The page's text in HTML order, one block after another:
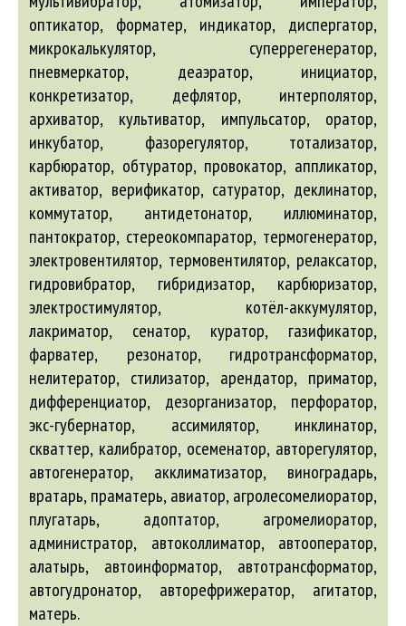
оптикатор, форматер, индикатор, диспергатор,
микрокалькулятор, суперрегенератор,
пневмеркатор, деаэратор, инициатор,
конкретизатор, дефлятор, интерполятор,
архиватор, культиватор, импульсатор, оратор,
инкубатор, фазорегулятор, тотализатор,
карбюратор, обтуратор, провокатор, аппликатор,
активатор, верификатор, сатуратор, деклинатор,
коммутатор, антидетонатор, иллюминатор,
пантократор, стереокомпаратор, термогенератор,
электровентилятор, термовентилятор, релаксатор,
гидровибратор, гибридизатор, карбюризатор,
электростимулятор, котёл-аккумулятор,
лакриматор, сенатор, куратор, газификатор,
фарватер, резонатор, гидротрансформатор,
нелитератор, стилизатор, арендатор, приматор,
дифференциатор, дезорганизатор, перфоратор,
экс-губернатор, ассимилятор, инклинатор,
скваттер, калибратор, осеменатор, авторегулятор,
автогенератор, акклиматизатор, виноградарь,
вратарь, праматерь,авиатор,агролесомелиоратор,
плугатарь, адоптатор, агромелиоратор,
администратор, автоколлиматор, автооператор,
алатырь, автоинформатор, автотрансформатор,
автогудронатор, авторефрижератор, агитатор,
матерь.